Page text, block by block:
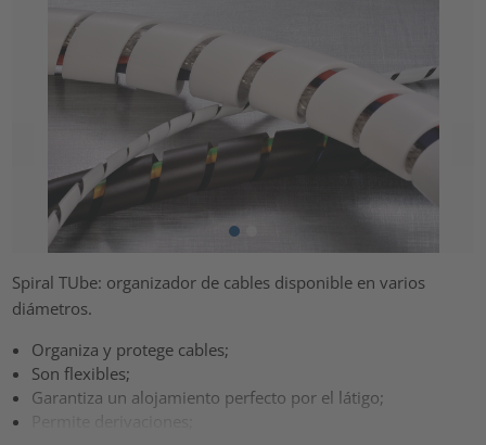
Spiral TUbe: organizador de cables disponible en varios
diámetros.
Organiza y protege cables;
Son flexibles;
Garantiza un alojamiento perfecto por el látigo;